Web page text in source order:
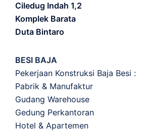
Ciledug Indah 1,2
Komplek Barata
Duta Bintaro
BESI BAJA
Pekerjaan Konstruksi Baja Besi :
Pabrik & Manufaktur
Gudang Warehouse
Gedung Perkantoran
Hotel & Apartemen